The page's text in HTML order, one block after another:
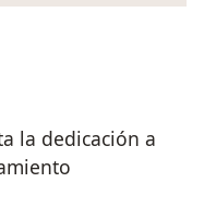
la dedicación a